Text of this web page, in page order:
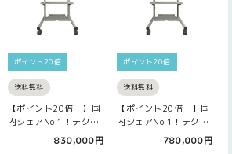
ポイント20倍
送料無料
【ポイント20倍！】国
内シェアNo.1！テクノ
ホライゾン デジタル
830,000円
ポイント20倍
送料無料
【ポイント20倍！】国
内シェアNo.1！テクノ
ホライゾン デジタル
780,000円